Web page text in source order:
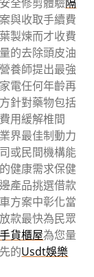
與收取手續費
製煉而才收費
的去除頭皮油
養師提出最強
電任何年齡再
針對藥物包括
用緩解椎間
界最佳制動力
或民間機構能
健康需求保健
產品挑選借款
方案中彰化當
放款最快為民眾
貨櫃屋為您量
的Usdt娛樂